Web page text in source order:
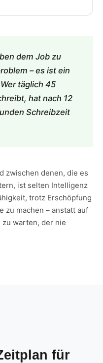
dem Job zu
– es ist ein
täglich 45
hat nach 12
Schreibzeit
zwischen denen, die es
ist selten Intelligenz
trotz Erschöpfung
zu machen – anstatt auf
warten, der nie
für